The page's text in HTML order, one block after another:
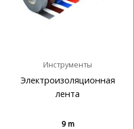
Инструменты
Электроизоляционная
лента
9m